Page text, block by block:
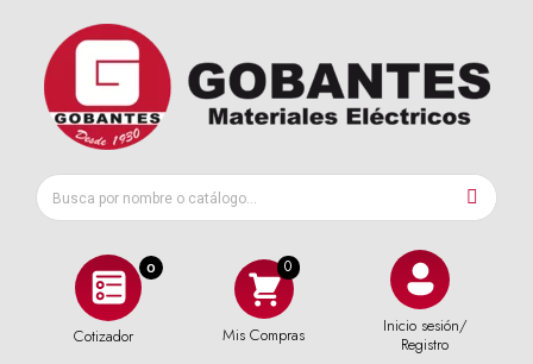
0
Cotizador Mis Compras
Inicio sesión/
Registro